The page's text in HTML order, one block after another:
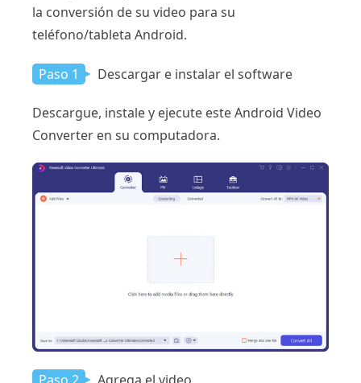
la conversión de su video para su
teléfono/tableta Android.
Paso 1 Descargar e instalar el software
Descargue, instale y ejecute este Android Video
Converter en su computadora.
Paso 2 Agrega el video